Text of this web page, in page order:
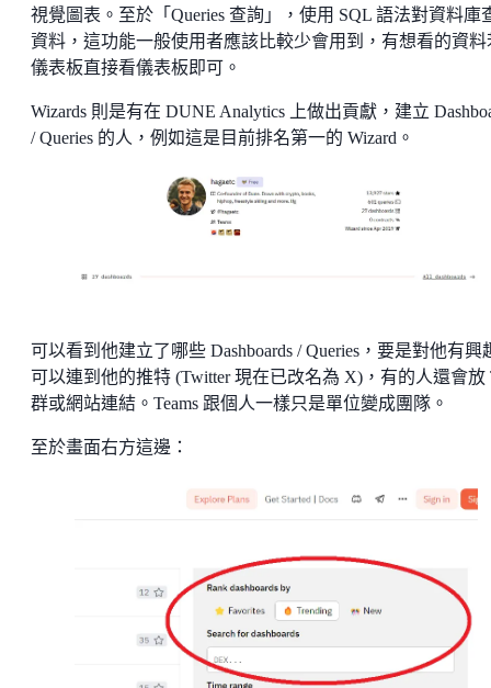
視覺圖表。至於「Queries 查詢」，使用 SQL 語法對資料庫
資料，這功能一般使用者應該比較少會用到，有想看的資料
儀表板直接看儀表板即可。
Wizards 則是有在 DUNE Analytics 上做出貢獻，建立
/ Queries 的人，例如這是目前排名第一的 Wizard。
可以看到他建立了哪些 Dashboards / Queries，要是對他有興
可以連到他的推特 (Twitter 現在已改名為 X)，有的人還會放
群或網站連結。Teams 跟個人一樣只是單位變成團隊。
至於畫面右方這邊：